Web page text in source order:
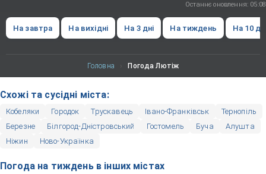
Останнє оновлення: 05:08
На завтра На вихідні На 3 дні На тиждень На 10
Головна › Погода Лютіж
Схожі та сусідні міста:
Кобеляки Городок Трускавець Івано-Франківськ
Тернопіль
Березне
Білгород-Дністровський Гостомель Буча
Алушта
Ніжин
Ново-Українка
Погода на тиждень в інших містах